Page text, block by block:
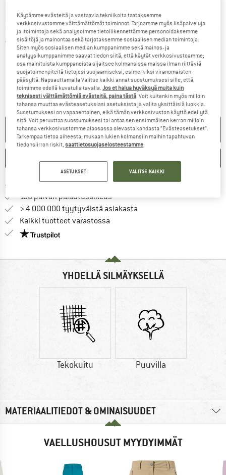
Yksityiskohtaiset tiedot
EI ENÄÄ TOIMITETTAVISSA
VERTAILE
Lähetyskuluitta alk. 69 € (FI)Löydä toimitustiedot täältä!
100 päivän palautusoikeus
> 4 000 000 tyytyväistä asiakasta
Kaikki tuotteet varastossa
Meillä on Trustpilot -sertifiointi - lue lisää tästä!
YHDELLÄ SILMÄYKSELLÄ
Tekokuitu Puuvilla
MATERIAALITIEDOT & OMINAISUUDET
VAELLUSHOUSUT MYYDYIMMÄT
Käytämme evästeitä ja vastaavia tekniikoita taataksemme
verkkosivustomme välttämättömät toiminnot. Tarjoamme myös lisäpalveluja
ja -toimintoja sekä analysoimme tietoliikennettämme personoidaksemme
sisältöjä ja mainontaa sekä tarjotaksemme sosiaalisen median toimintoja.
Siten myös sosiaalisen median kumppanimme sekä mainos- ja
analyysikumppanimme saavat tiedon siitä, että käytät verkkosivustoamme;
osa mainituista kumppaneista sijaitsee kolmansissa maissa ilman riittäviä
suojatoimenpiteitä tietojesi suojaamiseksi, esimerkiksi viranomaisten
pääsyltä. Napsauttamalla Valitse kaikki annat suostumuksesi sille, että
toimimme edellä kuvatulla tavalla.Jos et halua hyväksyä muita kuin
teknisesti välttämättömiä evästeitä, paina tästä . Voit kuitenkin myös milloin
tahansa muuttaa evästeasetuksiasi asetuksista ja valita yksittäisiä luokkia.
Suostumuksesi on vapaaehtoinen, eikä tämän verkkosivuston käyttö edellytä
sitä. Voit peruuttaa suostumuksesi tai antaa sen ensimmäisen kerran milloin
tahansa verkkosivustomme alaosassa olevasta kohdasta ”Evästeasetukset”.
Tarkempaa tietoa aiheesta, mukaan lukien kolmansiin maihin tapahtuvan
tiedonsiirron riskit,saattietosuojaselosteestamme
ASETUKSET VALITSE KAIKKI